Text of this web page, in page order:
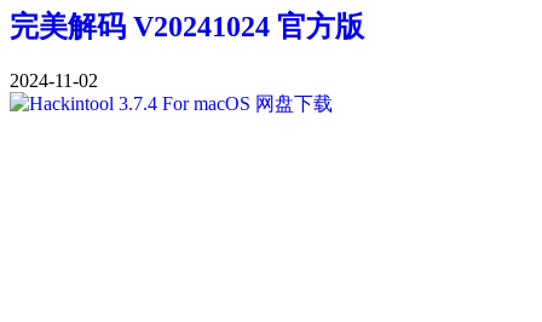
完美解码 V20241024 官方版
2024-11-02